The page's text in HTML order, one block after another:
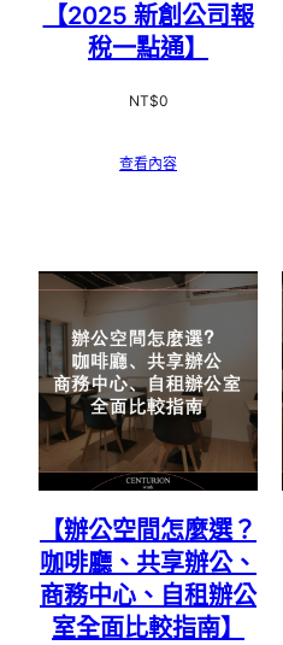
【2025 新創公司報
稅一點通】
NT$0
查看內容
【辦公空間怎麼選？
咖啡廳、共享辦公、
商務中心、自租辦公
室全面比較指南】